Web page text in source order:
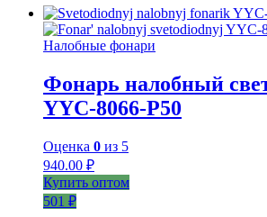
Налобные фонари
Фонарь налобный
YYC-8066-P50
Оценка 0 из 5
940.00 ₽
Купить оптом
501 ₽